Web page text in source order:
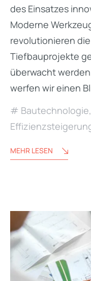
des Einsatzes
Moderne
revolutionieren
Tiefbauprojekte
überwacht
werfen wir einen
Bautechnologie,
MEHR LESEN